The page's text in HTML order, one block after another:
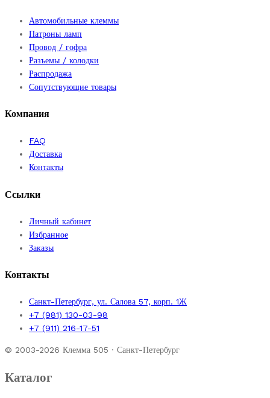
Автомобильные клеммы
Патроны ламп
Провод / гофра
Разъемы / колодки
Распродажа
Сопутствующие товары
Компания
FAQ
Доставка
Контакты
Ссылки
Личный кабинет
Избранное
Заказы
Контакты
Санкт-Петербург, ул. Салова 57, корп. 1Ж
+7 (981) 130-03-98
+7 (911) 216-17-51
© 2003-2026 Клемма 505 · Санкт-Петербург
Каталог